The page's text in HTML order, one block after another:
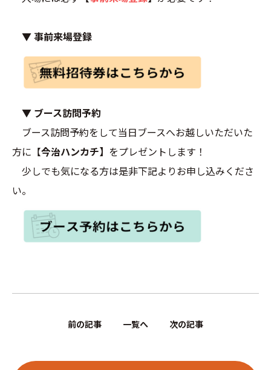
▼ 事前来場登録
▼ ブース訪問予約
ブース訪問予約をして当日ブースへお越しいただいた
方に【今治ハンカチ】 をプレゼントします！
少しでも気になる方は是非下記よりお申し込みくださ
い。
前の記事 一覧へ 次の記事